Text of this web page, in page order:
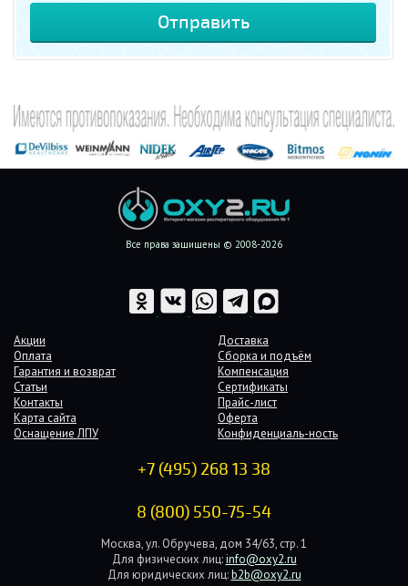
Все права защищены © 2008-2026
Акции
Доставка
Оплата
Сборка и подъём
Гарантия и возврат
Компенсация
Статьи
Сертификаты
Контакты
Прайс-лист
Карта сайта
Оферта
Оснащение ЛПУ
Конфиденциаль-ность
+7 (495) 268 13 38
8 (800) 550-75-54
Москва, ул. Обручева, дом 34/63, стр. 1
Для физических лиц: info@oxy2.ru
Для юридических лиц: b2b@oxy2.ru